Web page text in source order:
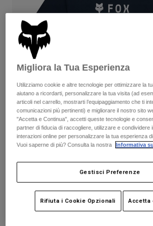
Pantaloni
Pantaloncini
Giacche
Guanti
Protezioni
Maschere
Accessori
Pantaloni
Guanti
Protezioni
Maschere
Calze
Parti di ricambio
Vedi tutto
Donna
T-shirt
Felpe
Giacche
Pantaloni & Pantaloncini
Bambini
Protezioni
Maschere
Calze
Vedi tutto
Moto
Caschi
Maglie​
Protezioni
T-shirt da donna Absolute
Prodotto n.39405
Migliora la Tua Esperienza
Utilizziamo cookie e altre tecnologie per ottimizzare la
aiutano a ricordarti, personalizzare la tua visita (ad
articoli nel carrello, mostrarti l’equipaggiamento che ti
comunicazioni più pertinenti) e migliorare il nostro sito
"Accetta e Continua", accetti queste tecnologie e
partner di fiducia di raccogliere, utilizzare e condividere
interazioni online per personalizzare la tua esperienza
Vuoi saperne di più? Consulta la nostra
Informativa
Gestisci Preferenze
Rifiuta i Cookie Opzionali Accetta